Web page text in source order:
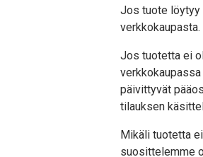
Jos tuote löytyy
verkkokaupasta.
Jos tuotetta ei
päivittyvät
tilauksen
Mikäli tuotetta
suosittelemme